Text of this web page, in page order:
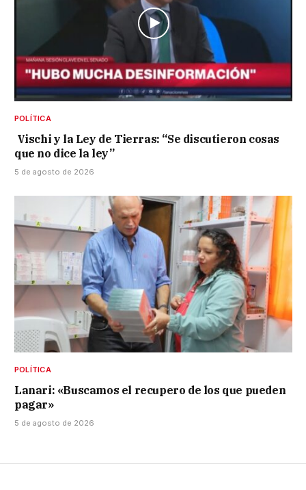
POLÍTICA
Vischi y la Ley de Tierras: “Se discutieron cosas
que no dice la ley”
5 de agosto de 2026
POLÍTICA
Lanari: «Buscamos el recupero de los que pueden
pagar»
5 de agosto de 2026